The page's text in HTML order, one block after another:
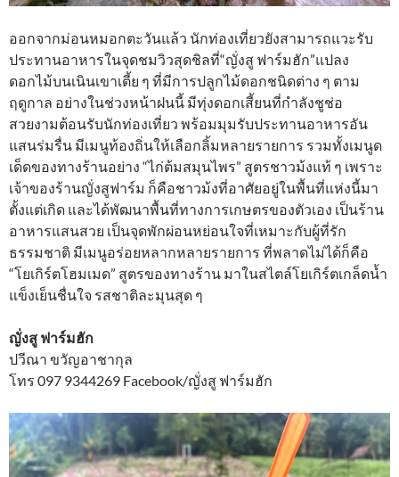
ออกจากม่อนหมอกตะวันแล้ว นักท่องเที่ยวยังสามารถแวะรับ
ประทานอาหารในจุดชมวิวสุดชิลที่“ญั่งสู ฟาร์มฮัก”แปลง
ดอกไม้บนเนินเขาเตี้ย ๆ ที่มีการปลูกไม้ดอกชนิดต่าง ๆ ตาม
ฤดูกาล อย่างในช่วงหน้าฝนนี้ มีทุ่งดอกเสี้ยนที่กำลังชูช่อ
สวยงามต้อนรับนักท่องเที่ยว พร้อมมุมรับประทานอาหารอัน
แสนร่มรื่น มีเมนูท้องถิ่นให้เลือกลิ้มหลายรายการ รวมทั้งเมนูด
เด็ดของทางร้านอย่าง “ไก่ต้มสมุนไพร” สูตรชาวม้งแท้ ๆ เพราะ
เจ้าของร้านญั่งสูฟาร์ม ก็คือชาวม้งที่อาศัยอยู่ในพื้นที่แห่งนี้มา
ตั้งแต่เกิด และได้พัฒนาพื้นที่ทางการเกษตรของตัวเอง เป็นร้าน
อาหารแสนสวย เป็นจุดพักผ่อนหย่อนใจที่เหมาะกับผู้ที่รัก
ธรรมชาติ มีเมนูอร่อยหลากหลายรายการ ที่พลาดไม่ได้ก็คือ
“โยเกิร์ตโฮมเมด” สูตรของทางร้าน มาในสไตล์โยเกิร์ตเกล็ดน้ำ
แข็งเย็นชื่นใจ รสชาติละมุนสุด ๆ
ญั่งสู ฟาร์มฮัก
ปวีณา ขวัญอาชากุล
โทร 097 9344269 Facebook/ญั่งสู ฟาร์มฮัก